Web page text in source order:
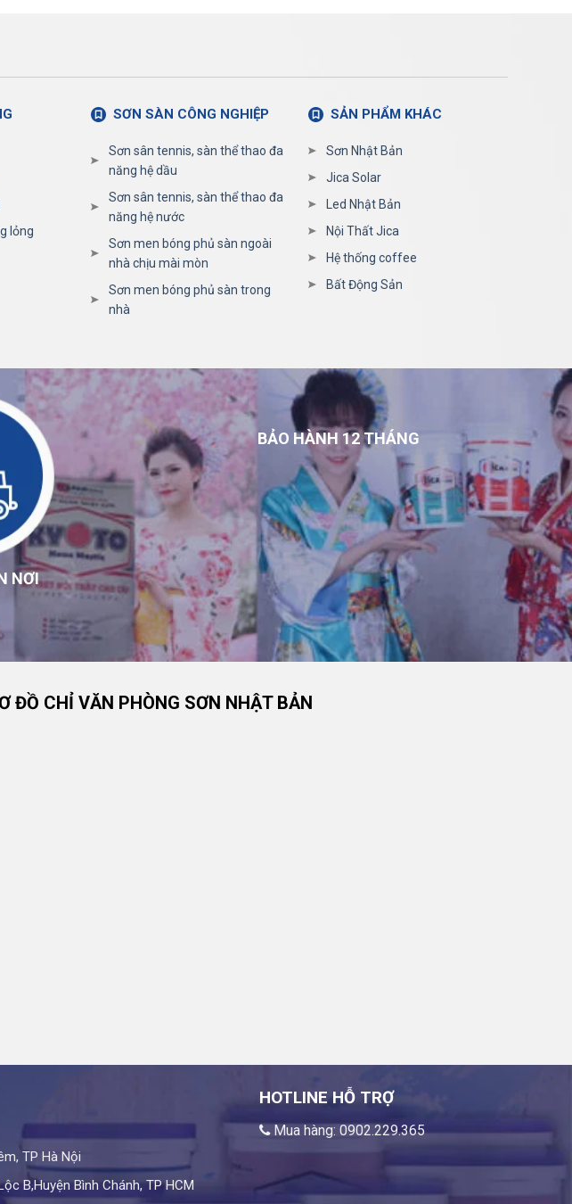
lỏng
SƠN SÀN CÔNG NGHIỆP
Sơn sân tennis, sàn thể thao đa
năng hệ dầu
Sơn sân tennis, sàn thể thao đa
năng hệ nước
Sơn men bóng phủ sàn ngoài
nhà chịu mài mòn
Sơn men bóng phủ sàn trong
nhà
SẢN PHẨM KHÁC
Sơn Nhật Bản
Jica Solar
Led Nhật Bản
Nội Thất Jica
Hệ thống coffee
Bất Động Sản
NƠI
BẢO HÀNH 12 THÁNG
ĐỒ CHỈ VĂN PHÒNG SƠN NHẬT BẢN
TP Hà Nội
B,Huyện Bình Chánh, TP HCM
HOTLINE HỖ TRỢ
Mua hàng: 0902.229.365